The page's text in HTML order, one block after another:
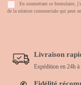
En soumettant ce formulaire,
de la relation commerciale qui peut
Livraison
Expédition en 24h à